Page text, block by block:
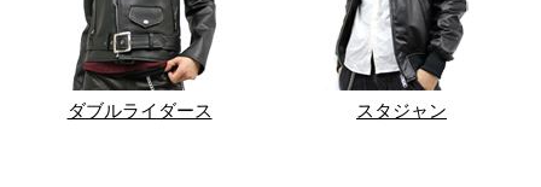
ダブルライダース スタジャン